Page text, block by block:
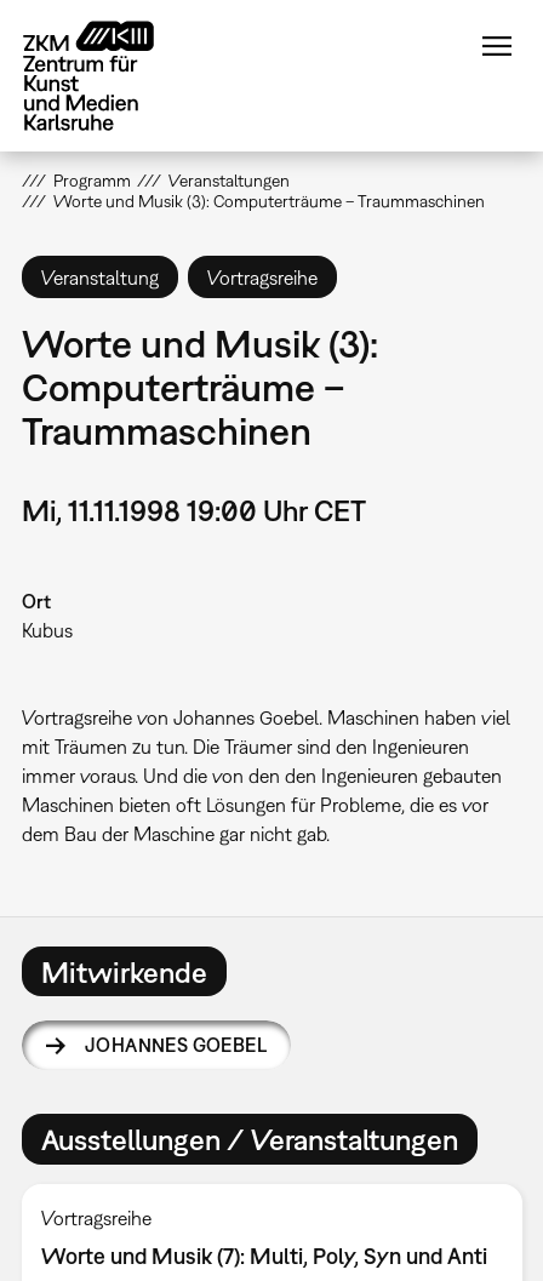
zum
Inhalt
Programm
Veranstaltungen
Worte und Musik (3): Computerträume – Traummaschinen
Veranstaltung Vortragsreihe
Worte und Musik (3):
Computerträume –
Traummaschinen
Mi, 11.11.1998 19:00 Uhr CET
Ort
Kubus
Vortragsreihe von Johannes Goebel. Maschinen haben viel
mit Träumen zu tun. Die Träumer sind den Ingenieuren
immer voraus. Und die von den den Ingenieuren gebauten
Maschinen bieten oft Lösungen für Probleme, die es vor
dem Bau der Maschine gar nicht gab.
Mitwirkende
JOHANNES GOEBEL
Ausstellungen / Veranstaltungen
Vortragsreihe
Worte und Musik (7): Multi, Poly, Syn und Anti